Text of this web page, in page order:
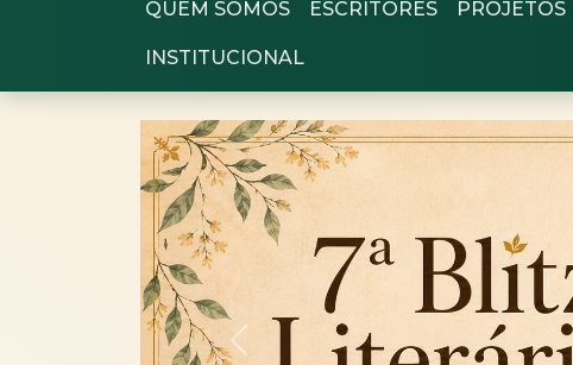
QUEM SOMOS ESCRITORES PROJETOS
INSTITUCIONAL
Previous